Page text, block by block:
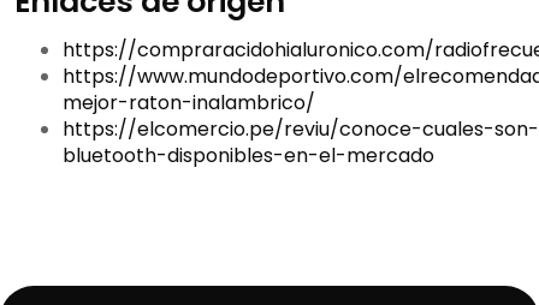
https://compraracidohialuronico.com/
https://www.mundodeportivo.com/
mejor-raton-inalambrico/
https://elcomercio.pe/reviu/conoce-cuales-
bluetooth-disponibles-en-el-mercado